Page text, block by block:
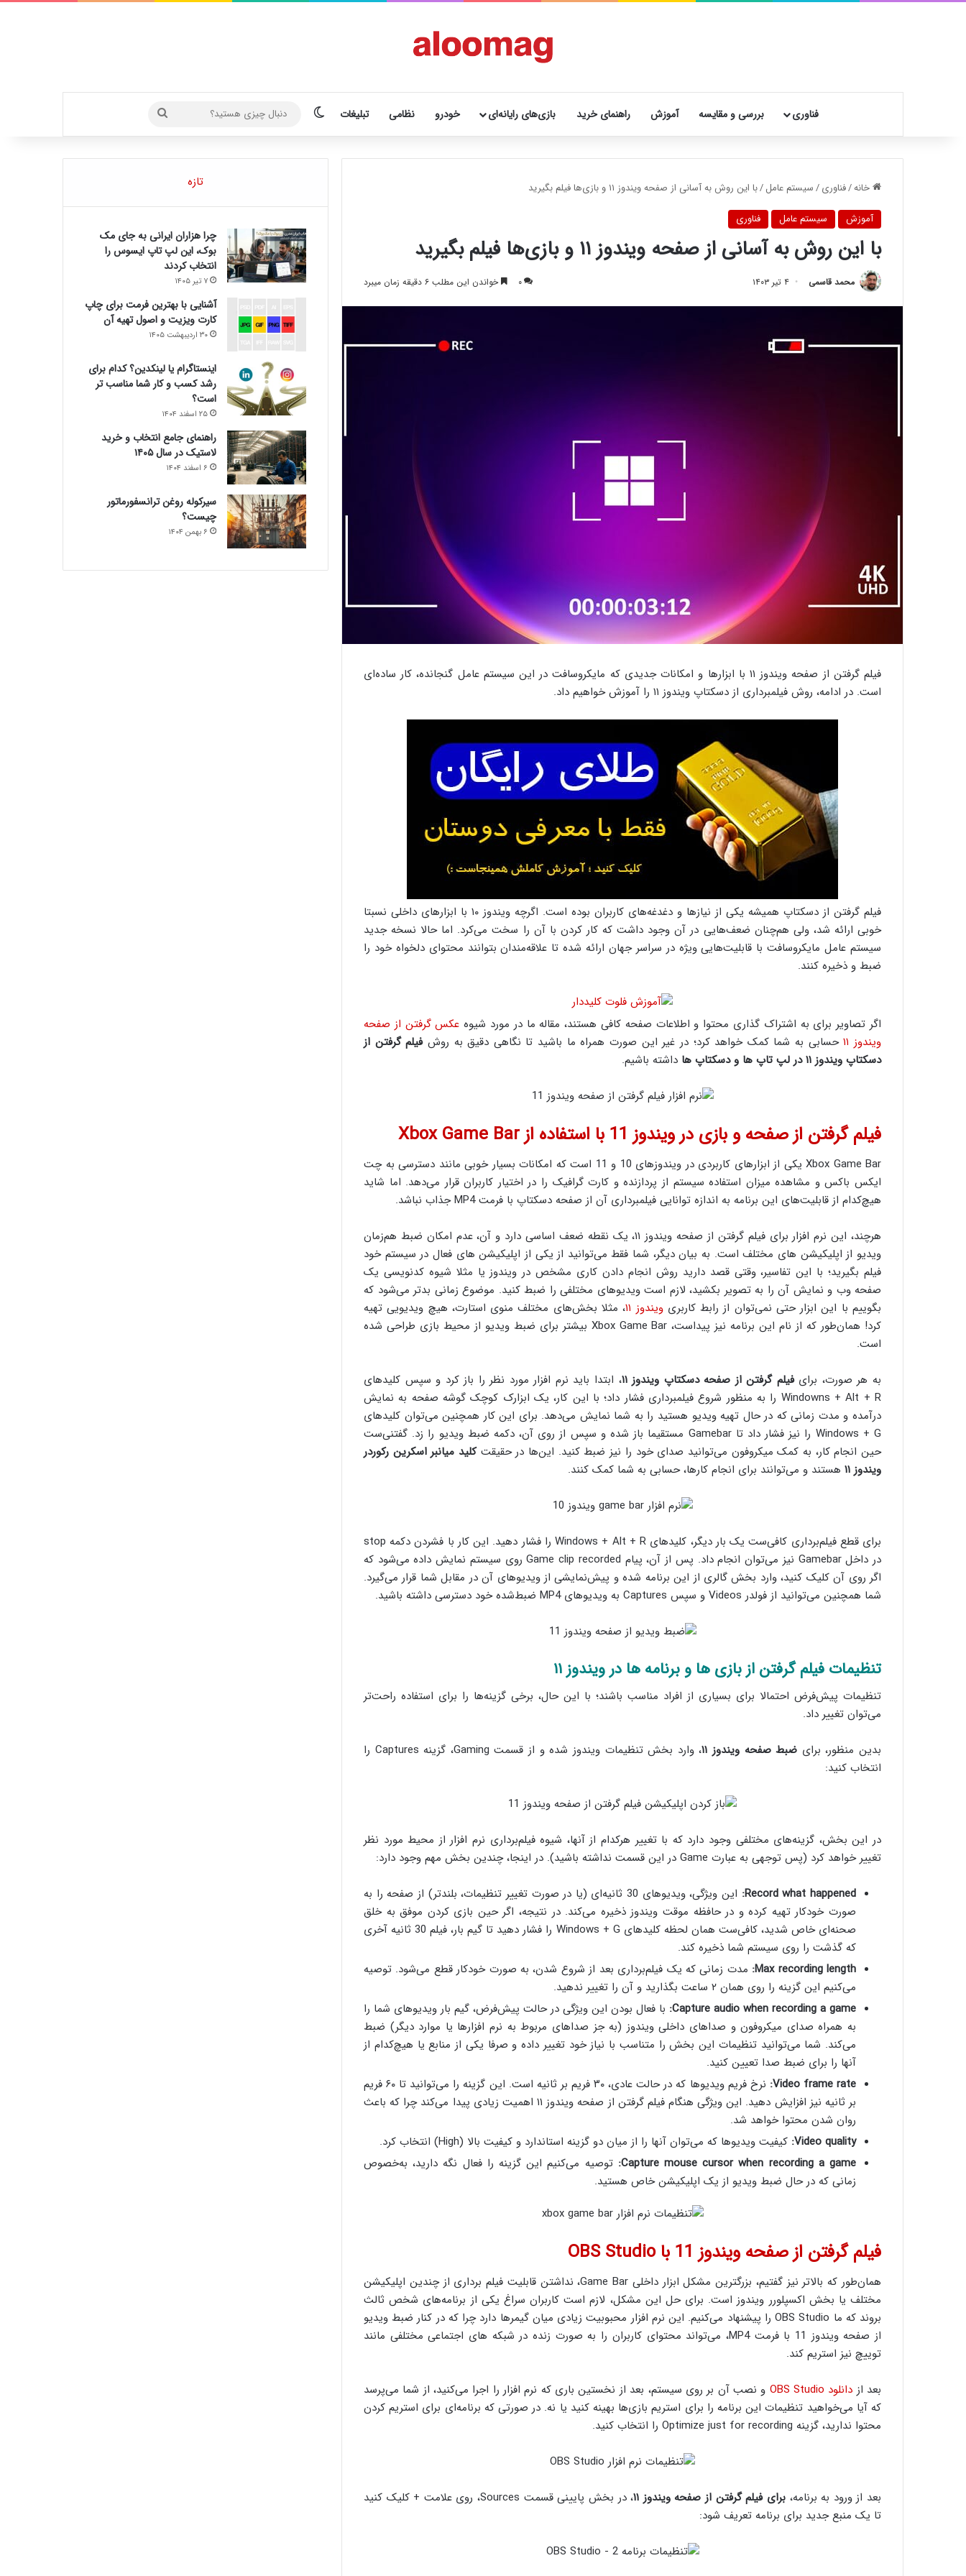
فناوری بررسی و مقایسه آموزش راهنمای خرید بازی‌های رایانه‌ای خودرو نظامی تبلیغات تغییر پوسته
چیزی
خانه/فناوری/سیستم عامل/با این روش به آسانی از صفحه ویندوز ۱۱ و بازی‌ها فیلم بگیرید
آموزش سیستم عامل فناوری
با این روش به آسانی از صفحه ویندوز ۱۱ و بازی‌ها فیلم بگیرید
محمد قاسمی ۴ تیر ۱۴۰۳ ۰ خواندن این مطلب ۶ دقیقه زمان میبرد
فیلم گرفتن از صفحه ویندوز ۱۱ با ابزارها و امکانات جدیدی که مایکروسافت در این سیستم عامل گنجانده، کار ساده‌ای
است. در ادامه، روش فیلمبرداری از دسکتاپ ویندوز ۱۱ را آموزش خواهیم داد.
فیلم گرفتن از دسکتاپ همیشه یکی از نیازها و دغدغه‌های کاربران بوده است. اگرچه ویندوز ۱۰ با ابزارهای داخلی نسبتا
خوبی ارائه شد، ولی هم‌چنان ضعف‌هایی در آن وجود داشت که کار کردن با آن را سخت می‌‌کرد. اما حالا نسخه جدید
سیستم عامل مایکروسافت با قابلیت‌هایی ویژه در سراسر جهان ارائه شده تا علاقه‌مندان بتوانند محتوای دلخواه خود را
ضبط و ذخیره کنند.
اگر تصاویر برای به اشتراک گذاری محتوا و اطلاعات صفحه کافی هستند، مقاله ما در مورد شیوه عکس گرفتن از صفحه
ویندوز ۱۱
حسابی به شما کمک خواهد کرد؛ در غیر این صورت همراه ما باشید تا نگاهی دقیق به روشفیلم گرفتن از
دسکتاپ ویندوز ۱۱ در لپ تاپ ها و دسکتاپ ها
داشته باشیم.
فیلم گرفتن از صفحه و بازی در ویندوز 11 با استفاده از Xbox Game Bar
Xbox Game Bar یکی از ابزارهای کاربردی در ویندوزهای 10 و 11 است که امکانات بسیار خوبی مانند دسترسی به چت
ایکس باکس و مشاهده میزان استفاده سیستم از پردازنده و کارت گرافیک را در اختیار کاربران قرار می‌دهد. اما شاید
هیچ‌کدام از قابلیت‌های این برنامه به اندازه توانایی فیلمبرداری آن از صفحه دسکتاپ با فرمت MP4 جذاب نباشد.
هرچند، این نرم افزار برای فیلم گرفتن از صفحه ویندوز ۱۱، یک نقطه ضعف اساسی دارد و آن، عدم امکان ضبط هم‌زمان
ویدیو از اپلیکیشن های مختلف است. به بیان دیگر، شما فقط می‌توانید از یکی از اپلیکیشن های فعال در سیستم خود
فیلم بگیرید؛ با این تفاسیر، وقتی قصد دارید روش انجام دادن کاری مشخص در ویندوز یا مثلا شیوه کدنویسی یک
صفحه وب و نمایش آن را به تصویر بکشید، لازم است ویدیوهای مختلفی را ضبط کنید. موضوع زمانی بدتر می‌شود که
بگوییم با این ابزار حتی نمی‌توان از رابط کاربریویندوز ۱۱
، مثلا بخش‌های مختلف منوی استارت، هیچ ویدیویی تهیه
کرد! همان‌طور که از نام این برنامه نیز پیداست، Xbox Game Bar بیشتر برای ضبط ویدیو از محیط بازی طراحی شده
است.
به هر صورت، برایفیلم گرفتن از صفحه دسکتاپ ویندوز ۱۱ ، ابتدا باید نرم افزار مورد نظر را باز کرد و سپس کلیدهای
Windowns + Alt + R را به منظور شروع فیلمبرداری فشار داد؛ با این کار، یک ابزارک کوچک گوشه صفحه به نمایش
درآمده و مدت زمانی که در حال تهیه ویدیو هستید را به شما نمایش می‌دهد. برای این کار همچنین می‌توان کلیدهای
Windows + G را نیز فشار داد تا Gamebar مستقیما باز شده و سپس از روی آن، دکمه ضبط ویدیو را زد. گفتنی‌ست
حین انجام کار، به کمک میکروفون می‌توانید صدای خود را نیز ضبط کنید. این‌ها در حقیقتکلید میانبر اسکرین رکوردر
ویندوز ۱۱
هستند و می‌توانند برای انجام کارها، حسابی به شما کمک کنند.
برای قطع فیلم‌برداری کافی‌ست یک بار دیگر، کلیدهای Windows + Alt + R را فشار دهید. این کار با فشردن دکمه stop
در داخل Gamebar نیز می‌توان انجام داد. پس از آن، پیام Game clip recorded روی سیستم نمایش داده می‌شود که
اگر روی آن کلیک کنید، وارد بخش گالری از این برنامه شده و پیش‌نمایشی از ویدیوهای آن در مقابل شما قرار می‌گیرد.
شما همچنین می‌توانید از فولدر Videos و سپس Captures به ویدیوهای MP4 ضبط‌شده خود دسترسی داشته باشید.
تنظیمات فیلم گرفتن از بازی ها و برنامه ها در ویندوز ۱۱
تنظیمات پیش‌فرض احتمالا برای بسیاری از افراد مناسب باشند؛ با این حال، برخی گزینه‌ها را برای استفاده راحت‌تر
می‌توان تغییر داد.
بدین منظور، برای ضبط صفحه ویندوز ۱۱
، وارد بخش تنظیمات ویندوز شده و از قسمت Gaming، گزینه Captures را
انتخاب کنید:
در این بخش، گزینه‌های مختلفی وجود دارد که با تغییر هرکدام از آنها، شیوه فیلم‌برداری نرم افزار از محیط مورد نظر
تغییر خواهد کرد (پس توجهی به عبارت Game در این قسمت نداشته باشید). در اینجا، چندین بخش مهم وجود دارد:
Record what happened:
این ویژگی، ویدیوهای 30 ثانیه‌ای (یا در صورت تغییر تنظیمات، بلندتر) از صفحه را به
صورت خودکار تهیه کرده و در حافظه موقت ویندوز ذخیره می‌کند. در نتیجه، اگر حین بازی کردن موفق به خلق
صحنه‌ای خاص شدید، کافی‌ست همان لحظه کلیدهای Windows + G را فشار دهید تا گیم بار، فیلم 30 ثانیه آخری
که گذشت را روی سیستم شما ذخیره کند.
Max recording length: مدت زمانی که یک فیلم‌برداری بعد از شروع شدن، به صورت خودکار قطع می‌شود. توصیه
می‌کنیم این گزینه را روی همان ۲ ساعت بگذارید و آن را تغییر ندهید.
Capture audio when recording a game: با فعال بودن این ویژگی در حالت پیش‌فرض، گیم بار ویدیوهای شما را
به همراه صدای میکروفون و صداهای داخلی ویندوز (به جز صداهای مربوط به نرم افزارها یا موارد دیگر) ضبط
می‌کند. شما می‌توانید تنظیمات این بخش را متناسب با نیاز خود تغییر داده و صرفا یکی از منابع یا هیچ‌کدام از
آنها را برای ضبط صدا تعیین کنید.
Video frame rate:
نرخ فریم ویدیوها که در حالت عادی، ۳۰ فریم بر ثانیه است. این گزینه را می‌توانید تا ۶۰ فریم
بر ثانیه نیز افزایش دهید. این ویژگی هنگام فیلم گرفتن از صفحه ویندوز ۱۱ اهمیت زیادی پیدا می‌کند چرا که باعث
روان شدن محتوا خواهد شد.
Video quality: کیفیت ویدیوها که می‌توان آنها را از میان دو گزینه استاندارد و کیفیت بالا (High) انتخاب کرد.
Capture mouse cursor when recording a game: توصیه می‌کنیم این گزینه را فعال نگه دارید، به‌خصوص
زمانی که در حال ضبط ویدیو از یک اپلیکیشن خاص هستید.
فیلم گرفتن از صفحه ویندوز 11 با OBS Studio
همان‌طور که بالاتر نیز گفتیم، بزرگترین مشکل ابزار داخلی Game Bar، نداشتن قابلیت فیلم برداری از چندین اپلیکیشن
مختلف یا بخش اکسپلورر ویندوز است. برای حل این مشکل، لازم است کاربران سراغ یکی از برنامه‌های شخص ثالث
بروند که ما OBS Studio را پیشنهاد می‌کنیم. این نرم افزار محبوبیت زیادی میان گیمرها دارد چرا که در کنار ضبط ویدیو
از صفحه ویندوز 11 با فرمت MP4، می‌تواند محتوای کاربران را به صورت زنده در شبکه های اجتماعی مختلفی مانند
توییچ نیز استریم کند.
بعد از دانلود OBS Studio
و نصب آن بر روی سیستم، بعد از نخستین باری که نرم افزار را اجرا می‌کنید، از شما می‌پرسد
که آیا می‌خواهید تنظیمات این برنامه را برای استریم بازی‌ها بهینه کنید یا نه. در صورتی که برنامه‌ای برای استریم کردن
محتوا ندارید، گزینه Optimize just for recording را انتخاب کنید.
بعد از ورود به برنامه،برای فیلم گرفتن از صفحه ویندوز ۱۱
، در بخش پایینی قسمت Sources، روی علامت + کلیک کنید
تا یک منبع جدید برای برنامه تعریف شود:
تازه
چرا هزاران ایرانی به جای مک
بوک، این لپ تاپ ایسوس را
انتخاب کردند
۷ تیر ۱۴۰۵
آشنایی با بهترین فرمت برای چاپ
کارت ویزیت و اصول تهیه آن
۳۰ اردیبهشت ۱۴۰۵
اینستاگرام یا لینکدین؟ کدام برای
رشد کسب و کار شما مناسب تر
است؟
۲۵ اسفند ۱۴۰۴
راهنمای جامع انتخاب و خرید
لاستیک در سال ۱۴۰۵
۶ اسفند ۱۴۰۴
سیرکوله روغن ترانسفورماتور
چیست؟
۶ بهمن ۱۴۰۴